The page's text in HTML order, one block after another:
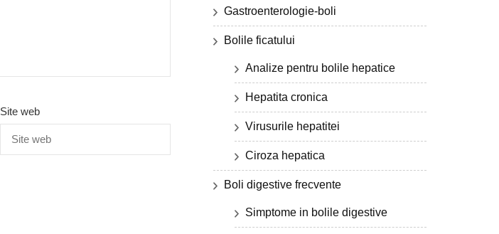
Site web
Gastroenterologie-boli
Bolile ficatului
Analize pentru bolile hepatice
Hepatita cronica
Virusurile hepatitei
Ciroza hepatica
Boli digestive frecvente
Simptome in bolile digestive